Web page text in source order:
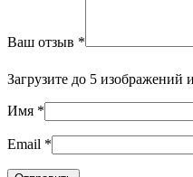
Ваш отзыв *
Загрузите до 5 изображений
Имя *
Email *